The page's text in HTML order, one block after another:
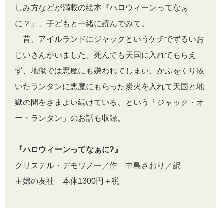
しみ方などが満載の絵本『ハロウィーンってなぁ
に？』、子どもと一緒に読んでみて。
昔、アイルランドにジャックというケチでずるいお
じいさんがいました。死んでも天国に入れてもらえ
ず、地獄では悪魔にも嫌われてしまい、かぶをくり抜
いたランタンに悪魔にもらった炭火を入れて天国と地
獄の間をさまよい続けている、という「ジャック・オ
ー・ランタン」のお話も収録。
『ハロウィーンってなぁに?』
クリステル・デモワノー／作 中島さおり／訳
主婦の友社 本体1300円＋税